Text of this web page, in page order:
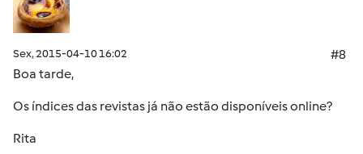
Sex, 2015-04-10 16:02
#8
Boa tarde,
Os índices das revistas já não estão disponíveis online?
Rita